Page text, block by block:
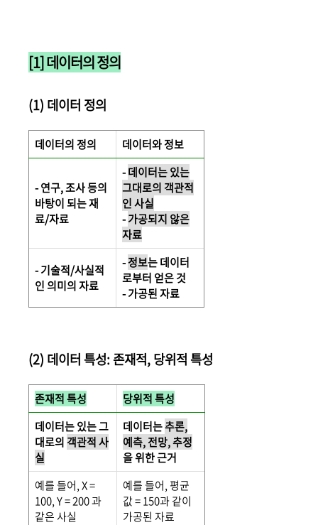
[1] 데이터의 정의
(1) 데이터 정의
데이터의 정의 데이터와 정보
- 연구, 조사 등의
바탕이 되는 재
료/자료
-데이터는 있는
그대로의 객관적
인 사실
-가공되지 않은
자료
- 기술적/사실적
인 의미의 자료
-정보는 데이터
로부터 얻은 것
- 가공된 자료
(2) 데이터 특성: 존재적, 당위적 특성
존재적 특성
당위적 특성
데이터는 있는 그
대로의 객관적 사
실
데이터는추론,
예측, 전망, 추정
을 위한 근거
예를 들어, X =
100, Y = 200 과
같은 사실
예를 들어, 평균
값 = 150과 같이
가공된 자료